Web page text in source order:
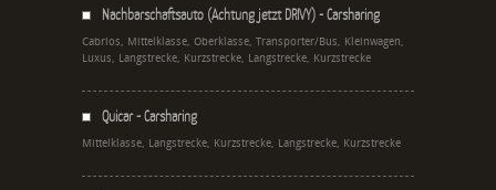
Nachbarschaftsauto (Achtung jetzt DRIVY) - Carsharing
Cabrios, Mittelklasse, Oberklasse, Transporter/Bus, Kleinwagen,
Luxus, Langstrecke, Kurzstrecke, Langstrecke, Kurzstrecke
Quicar - Carsharing
Mittelklasse, Langstrecke, Kurzstrecke, Langstrecke, Kurzstrecke